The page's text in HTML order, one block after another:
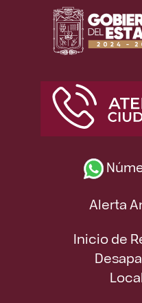
Alerta
Inicio de